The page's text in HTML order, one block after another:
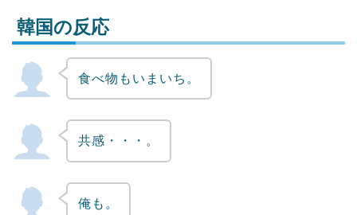
Powered by livedoor 相互RSS
韓国の反応
食べ物もいまいち。
共感・・・。
俺も。